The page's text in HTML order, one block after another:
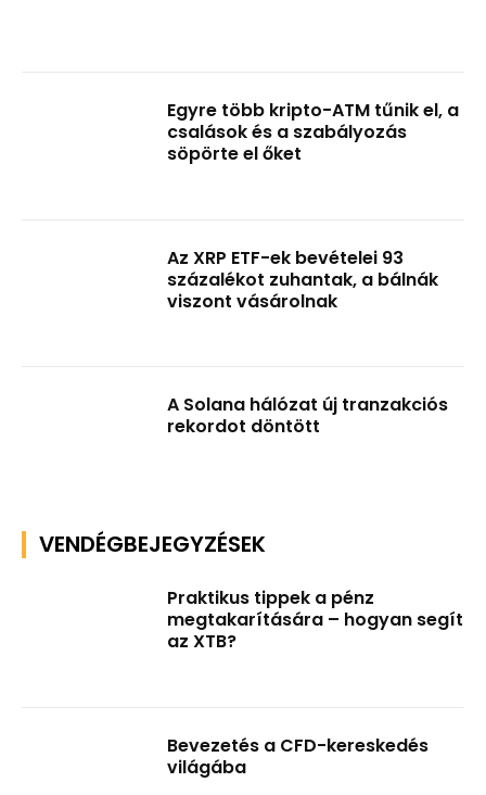
Egyre több kripto-ATM tűnik el, a
csalások és a szabályozás
söpörte el őket
Az XRP ETF-ek bevételei 93
százalékot zuhantak, a bálnák
viszont vásárolnak
A Solana hálózat új tranzakciós
rekordot döntött
VENDÉGBEJEGYZÉSEK
Praktikus tippek a pénz
megtakarítására – hogyan segít
az XTB?
Bevezetés a CFD-kereskedés
világába